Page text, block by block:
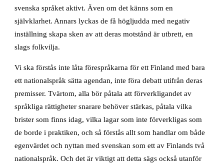
svenska språket aktivt. Även om det känns som en
självklarhet. Annars lyckas de få högljudda med negativ
inställning skapa sken av att deras motstånd är utbrett, en
slags folkvilja.
Vi ska förstås inte låta förespråkarna för ett Finland med bara
ett nationalspråk sätta agendan, inte föra debatt utifrån deras
premisser. Tvärtom, alla bör påtala att förverkligandet av
språkliga rättigheter snarare behöver stärkas, påtala vilka
brister som finns idag, vilka lagar som inte förverkligas som
de borde i praktiken, och så förstås allt som handlar om både
egenvärdet och nyttan med svenskan som ett av Finlands två
nationalspråk. Och det är viktigt att detta sägs också utanför